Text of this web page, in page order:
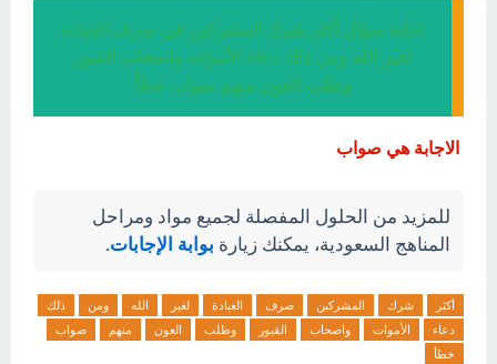
إجابة سؤال أكثر شرك المشركين في صرف العبادة
لغير الله ومن ذلك دعاء الأموات واصحاب القبور
وطلب العون منهم صواب خطأ
الاجابة هي صواب
للمزيد من الحلول المفصلة لجميع مواد ومراحل
المناهج السعودية، يمكنك زيارة بوابة الإجابات.
أكثر شرك المشركين صرف العبادة لغير الله ومن
ذلك
دعاء
الأموات واصحاب القبور وطلب العون منهم
صواب
خطأ